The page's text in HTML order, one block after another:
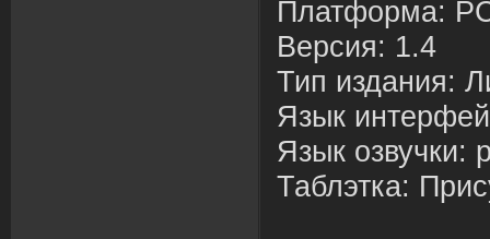
Платформа:
Версия: 1.4
Тип издания:
Язык
Язык озвучки:
Таблэтка: